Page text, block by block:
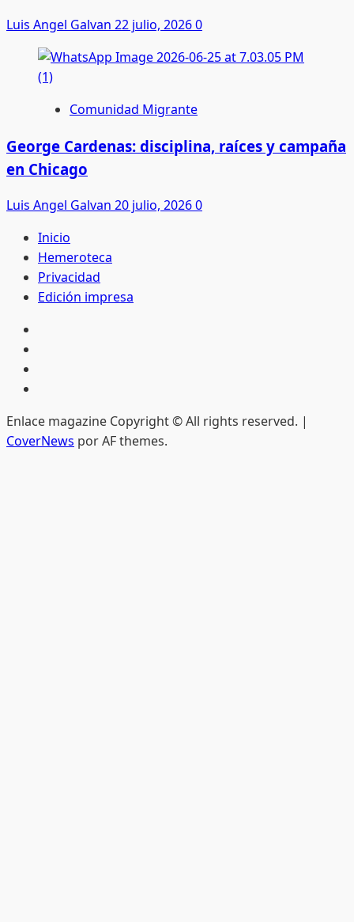
Luis Angel Galvan 22 julio, 20260
Comunidad Migrante
George Cardenas: disciplina, raíces y campaña
en Chicago
Luis Angel Galvan 20 julio, 20260
Inicio
Hemeroteca
Privacidad
Edición impresa
Enlace magazine Copyright © All rights reserved. |
CoverNews por AF themes.